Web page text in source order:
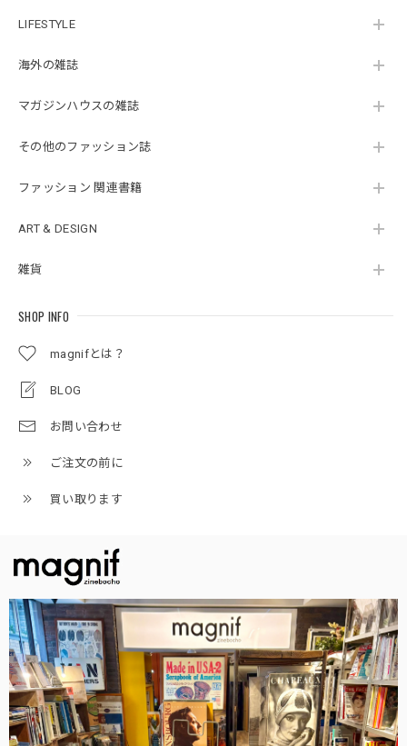
LIFESTYLE
海外の雑誌
マガジンハウスの雑誌
その他のファッション誌
ファッション 関連書籍
ART & DESIGN
雑貨
SHOP INFO
magnifとは？
BLOG
お問い合わせ
ご注文の前に
買い取ります